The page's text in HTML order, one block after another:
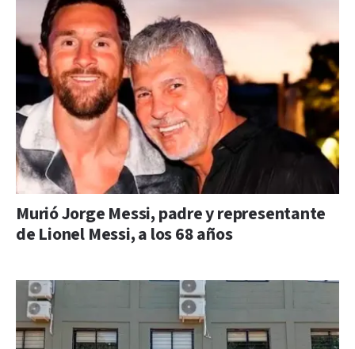
Murió Jorge Messi, padre y representante
de Lionel Messi, a los 68 años